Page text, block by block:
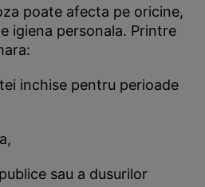
poate afecta pe oricine,
igiena personala. Printre
inchise pentru perioade
sau a dusurilor